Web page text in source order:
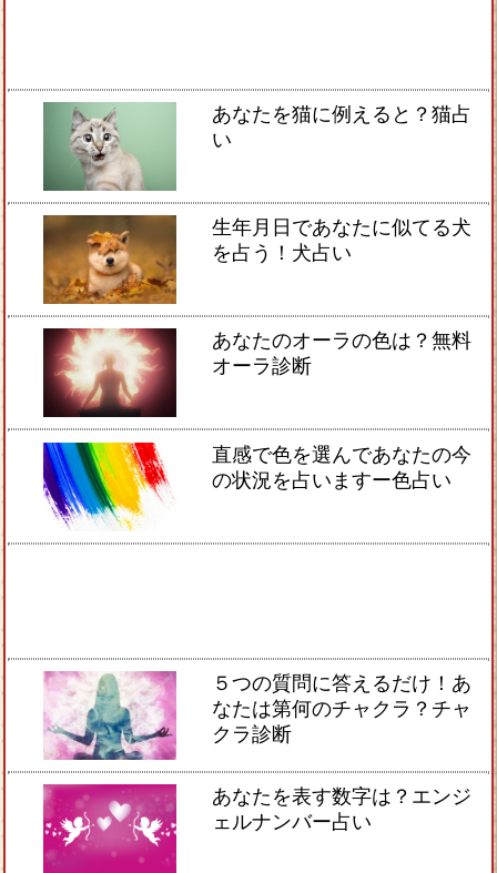
あなたを猫に例えると？猫占
い
生年月日であなたに似てる犬
を占う！犬占い
あなたのオーラの色は？無料
オーラ診断
直感で色を選んであなたの今
の状況を占いますー色占い
５つの質問に答えるだけ！あ
なたは第何のチャクラ？チャ
クラ診断
あなたを表す数字は？エンジ
ェルナンバー占い